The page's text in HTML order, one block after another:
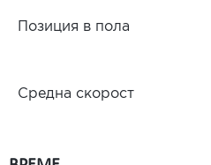
Позиция в пола
Средна скорост